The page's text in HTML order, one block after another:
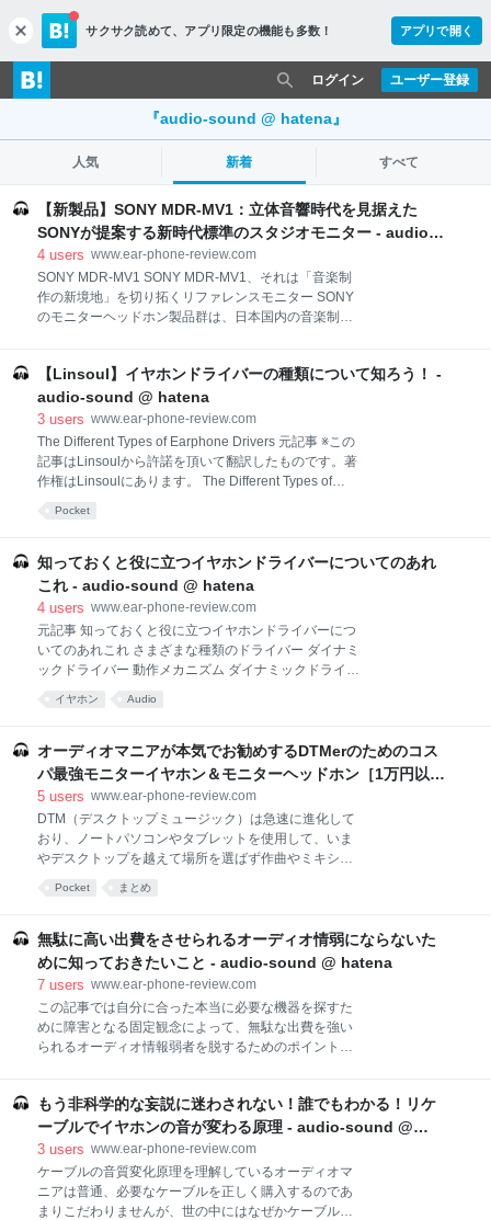
c
l
o
s
サクサク読めて、 アプリ限定の機能も多数！ アプリで開く
ユーザー登録
ログイン
『audio-sound @ hatena』
人気 新着 すべて
【新製品】SONY MDR-MV1：立体音響時代を見据えた
SONYが提案する新時代標準のスタジオモニター - audio-
sound @ hatena
4 users www.ear-phone-review.com
SONY MDR-MV1 SONY MDR-MV1、それは「音楽制
作の新境地」を切り拓くリファレンスモニター SONY
のモニターヘッドホン製品群は、日本国内の音楽制作
確に再現するモニターヘッドホンの本質を押さえつ
つ、新たな価値を提案する意欲的な新モデルです。 制
作スタジオと同じ音響環境をヘッドホンで再現すると
いう新技術「360 Virtual Mixing Environment」のパフ
ォーマンスを最大限に引き出すことで、立体音響音源
制作からステレオ音源制作まで、幅広く音楽作りの現
SONYが持てる技術と情熱がつまった、すべてのアー
ニターがいよいよ本日リリースされました！ 立体音響
時代の新たなモニタ
【Linsoul】イヤホンドライバーの種類について知ろう！ -
audio-sound @ hatena
3 users www.ear-phone-review.com
The Different Types of Earphone Drivers 元記事 ※この
記事はLinsoulから許諾を頂いて翻訳したものです。著
作権はLinsoulにあります。 The Different Types of
within earphones, headphones, and speakers. Many
kinds of drivers exist, each with unique materials and
components that create unique
Pocket
知っておくと役に立つイヤホンドライバーについてのあれ
これ - audio-sound @ hatena
4 users www.ear-phone-review.com
元記事 知っておくと役に立つイヤホンドライバーにつ
いてのあれこれ さまざまな種類のドライバー ダイナミ
ックドライバー 動作メカニズム ダイナミックドライバ
ーマチュアドライバー 動作メカニズム バランスドアー
ライバーの短所 静電型ドライバー 動作メカニズム 静
電型ドライバーの長所 静電型ドライバーの短所 平面磁
気ドライバー 動作メカニズム 平面磁気ドライバーの長
メカニズム 骨伝導ドライバーの長所 骨伝導ドライバー
の短所 ハイブリッドドライバー ハイブリッドドライバ
ーの長所 ハイブリッドドライバーの短所 まとめ
HiFiGOクーポン HiFiGO買い物ガイド 【関連記事】 ※
イヤホン Audio
オーディオマニアが本気でお勧めするDTMerのためのコス
パ最強モニターイヤホン＆モニターヘッドホン［1万円以
下！］ - audio-sound @ hatena
5 users www.ear-phone-review.com
DTM（デスクトップミュージック）は急速に進化して
おり、ノートパソコンやタブレットを使用して、いま
やデスクトップを越えて場所を選ばず作曲やミキシン
をポータブルする際の唯一の障害であったオーディオ
Coreのようなポータブル式の高性能機の登場によっ
て、課題ではなくなりました。 そうしてあらゆる課題
をクリアした後、DTMerにとっての懸案事項は、最終
ーソナルでコンパクトなDTM環境を構築することを考
える場合、たとえニアフィールドの小型機種であって
もモニタースピーカーを持ち歩くというのは現実的で
いにしても、都会の狭い防音処理も不完全な住居空間
で深夜まで作曲に没頭するのを考えた
Pocket まとめ
無駄に高い出費をさせられるオーディオ情弱にならないた
めに知っておきたいこと - audio-sound @ hatena
7 users www.ear-phone-review.com
この記事では自分に合った本当に必要な機器を探すた
めに障害となる固定観念によって、無駄な出費を強い
られるオーディオ情報弱者を脱するためのポイントを
的に当てになりません データを示さず、聴感で判断し
ているレビューは当てになりません 適切な測定器を使
っていない人のレビューは当てになりません オーディ
オは値段で判断してはいけません 結論 【関連記事】
オーディオ情報弱者とは何ですか？ オーディオ趣味を
始めると、多くの人はすぐに困難にぶち当たります。
もう非科学的な妄説に迷わされない！誰でもわかる！リケ
ーブルでイヤホンの音が変わる原理 - audio-sound @
hatena
3 users www.ear-phone-review.com
ケーブルの音質変化原理を理解しているオーディオマ
ニアは普通、必要なケーブルを正しく購入するのであ
まりこだわりませんが、世の中にはなぜかケーブルを